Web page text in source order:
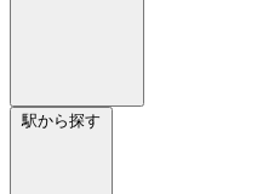
駅から探す